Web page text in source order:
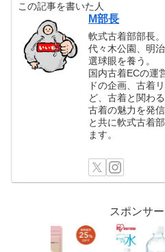
この記事を書いた人
M部長
軟式古着部部長
代々木公園、明
選球眼を養う。
国内古着ECの運
ドの企画、古着
ど、古着と関わ
古着の魅力を発
と共に軟式古着
ます。
スポンサ